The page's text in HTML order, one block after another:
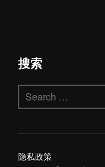
搜索
Search
for:
隐私政策